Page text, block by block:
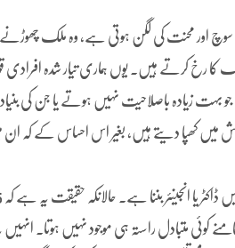
اور محنت کی لگن ہوتی ہے، وہ ملک چھوڑنے پر
ممالک کا رخ کرتے ہیں۔ یوں ہماری تیار شدہ
بہت زیادہ باصلاحیت نہیں ہوتے یا جن کی
میں کھپا دیتے ہیں، بغیر اس احساس کے کہ ان
متبادل راستہ ہی موجود نہیں ہوتا۔ انہیں یہ